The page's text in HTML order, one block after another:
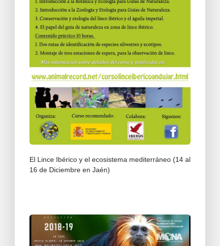
El Lince Ibérico y el ecosistema mediterráneo (14 al
16 de Diciembre en Jaén)